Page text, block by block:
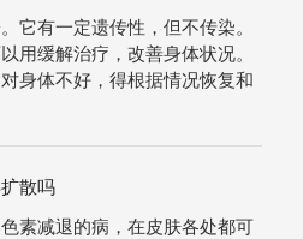
它有一定遗传性，但不传染。
用缓解治疗，改善身体状况。
身体不好，得根据情况恢复和
散吗
素减退的病，在皮肤各处都可